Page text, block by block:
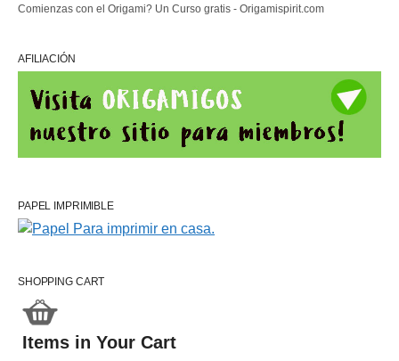
Comienzas con el Origami? Un Curso gratis - Origamispirit.com
AFILIACIÓN
PAPEL IMPRIMIBLE
SHOPPING CART
Items in Your Cart